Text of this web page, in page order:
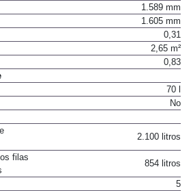
1.589 mm
1.605 mm
0,31
2,65 m²
0,83
70 l
No
2.100 litros
filas
854 litros
5